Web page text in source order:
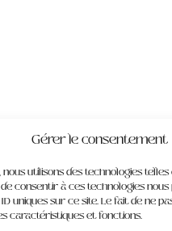
Gérer le consentement
utilisons des technologies
consentir à ces technologies
uniques sur ce site. Le fait de ne
caractéristiques et fonctions.